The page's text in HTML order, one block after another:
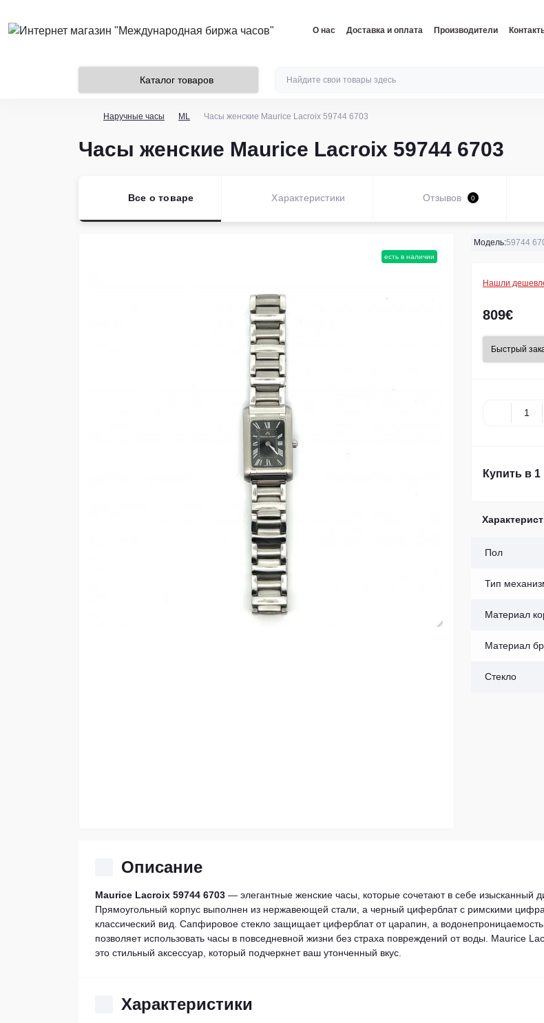
О нас Доставка и оплата Производители
Каталог товаров
Наручные часы ML Часы женские Maurice Lacroix 59744 6703
Часы женские Maurice Lacroix 59744 6703
Все о товаре Характеристики Отзывов 0
есть в наличии
Модель:59744
Нашли
809€
Быстрый
Купить в 1
Пол
Тип
Материал
Материал
Стекло
Описание
Maurice Lacroix 59744 6703 — элегантные женские часы, которые сочетают в себе изысканный
Прямоугольный корпус выполнен из нержавеющей стали, а черный циферблат с римскими
классический вид. Сапфировое стекло защищает циферблат от царапин, а
позволяет использовать часы в повседневной жизни без страха повреждений от воды. Maurice
это стильный аксессуар, который подчеркнет ваш утонченный вкус.
Характеристики